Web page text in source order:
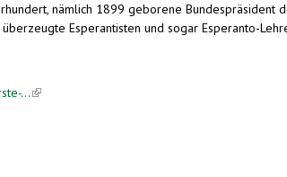
nämlich 1899 geborene
Esperantisten und sogar Esperanto-
...(link is external)